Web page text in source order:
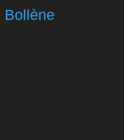
Bollène